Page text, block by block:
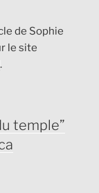
de Sophie
le site
.
temple”